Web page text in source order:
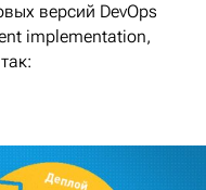
версий DevOps
implementation,